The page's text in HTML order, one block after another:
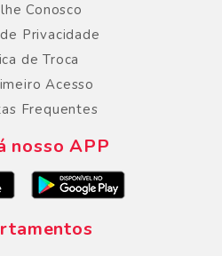
Conosco
Privacidade
de Troca
Acesso
Frequentes
nosso APP